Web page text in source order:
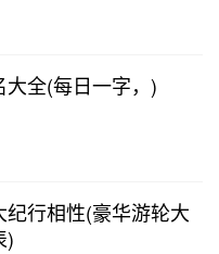
大全(每日一字，)
纪行相性(豪华游轮大
)